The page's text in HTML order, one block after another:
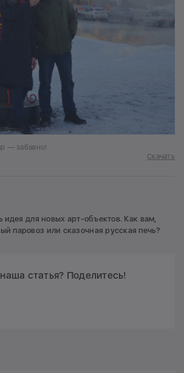
— забавно!
Скачать
идея для новых арт-объектов. Как вам,
паровоз или сказочная русская печь?
статья? Поделитесь!